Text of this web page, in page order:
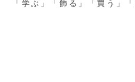
「学ぶ」「飾る」「買う」